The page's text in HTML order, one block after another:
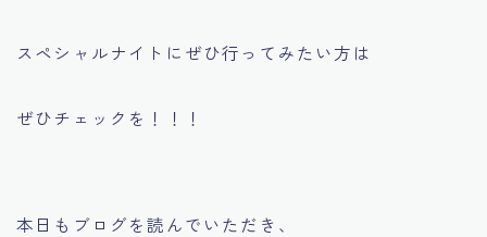
スペシャルナイトにぜひ行ってみたい方は
ぜひチェックを！！！
本日もブログを読んでいただき、